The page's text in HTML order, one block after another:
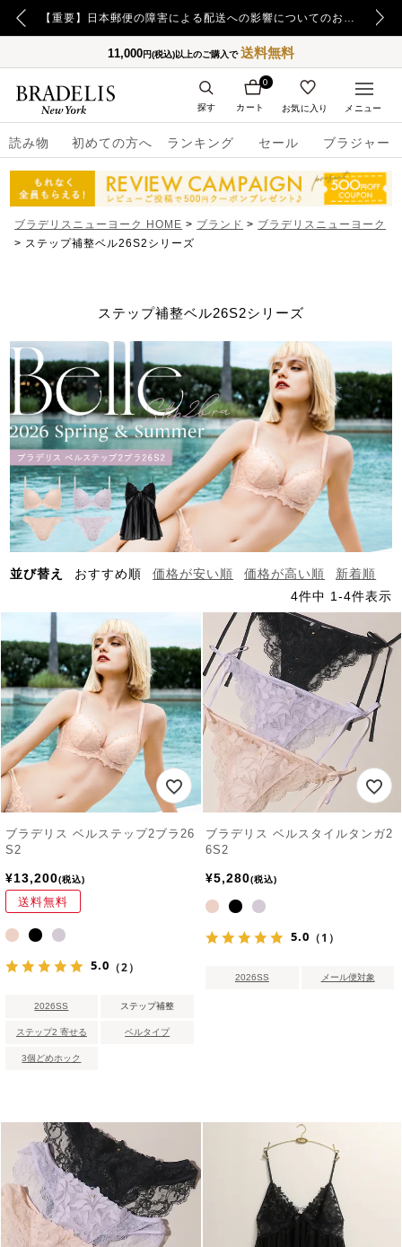
【重要】日本郵便の障害による配送への影響についてのお詫び
11,000円(税込)以上のご購入で送料無料
読み物 初めての方へ ランキング セール ブラジャー
カート
0
お気に入り
探す メニュー
ブラデリスニューヨーク HOME ブランド
ブラデリスニューヨーク
ステップ補整ベル26S2シリーズ
ステップ補整ベル26S2シリーズ
並び替え おすすめ順 価格が安い順 価格が高い順
新着順
4件中 1-4件表示
ブラデリス ベルステップ2ブラ26
S2
¥13,200 税込
送料無料
5.0 （2）
2026SS ステップ補整
ステップ2 寄せる ベルタイプ
3個どめホック
ブラデリス ベルスタイルタンガ2
6S2
¥5,280 税込
5.0 （1）
2026SS メール便対象